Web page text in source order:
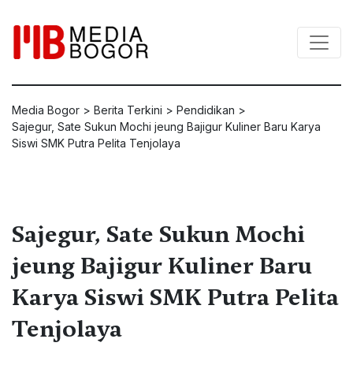
Media Bogor > Berita Terkini > Pendidikan >
Sajegur, Sate Sukun Mochi jeung Bajigur Kuliner Baru Karya
Siswi SMK Putra Pelita Tenjolaya
Sajegur, Sate Sukun Mochi
jeung Bajigur Kuliner Baru
Karya Siswi SMK Putra Pelita
Tenjolaya